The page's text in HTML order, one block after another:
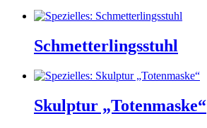
Schmetterlingsstuhl
Skulptur „Totenmaske“